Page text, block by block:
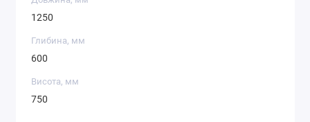
1250
Глибина, мм
600
Висота, мм
750